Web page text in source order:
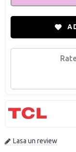
Lasa un review